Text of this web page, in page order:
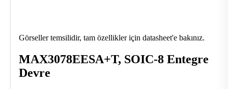
Görseller temsilidir, tam özellikler için datasheet'e bakınız.
MAX3078EESA+T, SOIC-8 Entegre
Devre